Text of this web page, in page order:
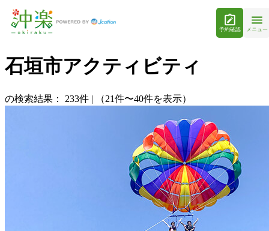
予約確認 メニュー
石垣市アクティビティ
の検索結果： 233件 | （21件〜40件を表示）